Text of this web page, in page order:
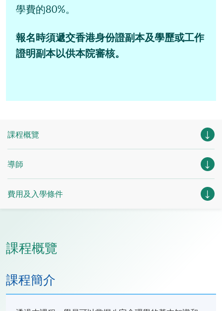
學費的80%。
報名時須遞交香港身份證副本及學歷或工作
證明副本以供本院審核。
課程概覽
導師
費用及入學條件
課程概覽
課程簡介